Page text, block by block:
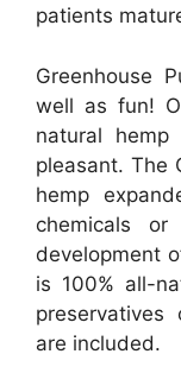
patients
Greenhouse
well as fun!
natural
pleasant. The
hemp
chemicals
development
is 100% all-
are included.